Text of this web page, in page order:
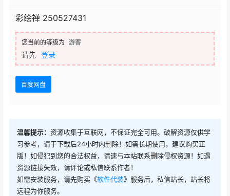
彩绘禅 250527431
您当前的等级为 游客
请先 登录
百度网盘
温馨提示： 资源收集于互联网，不保证完全可用。破解资源仅供学
习参考，请于下载后24小时内删除！如需长期使用，建议购买正
版！如侵犯到您的合法权益，请速与本站联系删除侵权资源！如遇
资源链接失效，请评论或私信联系作者！
如需安装服务，请先购买《软件代装》服务后，私信站长，站长将
远程为你服务。